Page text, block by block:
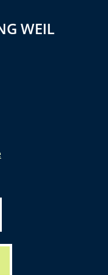
WEIL